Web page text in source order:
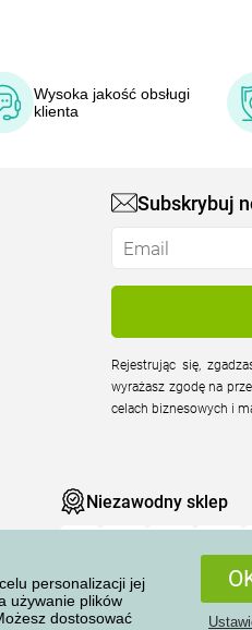
personalizacji jej
używanie plików
dostosować
Wysoka jakość obsługi
klienta
Subskrybuj
Rejestrując się,
wyrażasz zgodę na
celach biznesowych i
Niezawodny sklep